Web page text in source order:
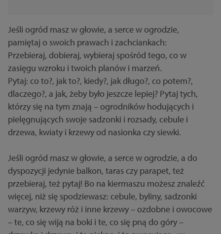
Jeśli ogród masz w głowie, a serce w ogrodzie,
pamiętaj o swoich prawach i zachciankach:
Przebieraj, dobieraj, wybieraj spośród tego, co w
zasięgu wzroku i twoich planów i marzeń.
Pytaj: co to?, jak to?, kiedy?, jak długo?, co potem?,
dlaczego?, a jak, żeby było jeszcze lepiej? Pytaj tych,
którzy się na tym znają – ogrodników hodujących i
pielęgnujących swoje sadzonki i rozsady, cebule i
drzewa, kwiaty i krzewy od nasionka czy siewki.
Jeśli ogród masz w głowie, a serce w ogrodzie, a do
dyspozycji jedynie balkon, taras czy parapet, też
przebieraj, też pytaj! Bo na kiermaszu możesz znaleźć
więcej, niż się spodziewasz: cebule, byliny, sadzonki
warzyw, krzewy róż i inne krzewy – ozdobne i owocowe
– te, co się wiją na boki i te, co się pną do góry –